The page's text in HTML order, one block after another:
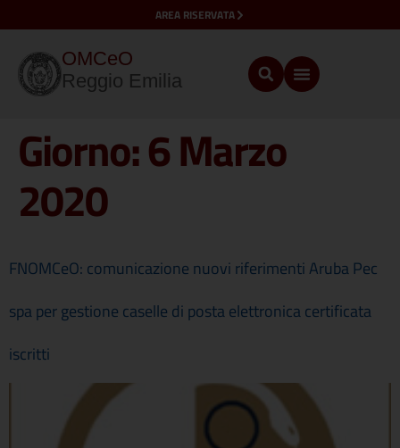
AREA RISERVATA
OMCeO
Reggio Emilia
Giorno:6 Marzo
2020
FNOMCeO: comunicazione nuovi riferimenti Aruba Pec
spa per gestione caselle di posta elettronica certificata
iscritti